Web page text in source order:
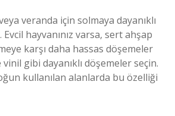
veranda için solmaya dayanıklı
hayvanınız varsa, sert ahşap
karşı daha hassas döşemeler
gibi dayanıklı döşemeler seçin.
kullanılan alanlarda bu özelliği